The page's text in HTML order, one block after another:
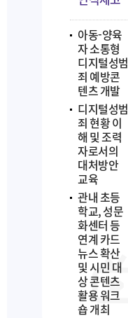
아동-양육
자 소통형
디지털성범
죄 예방콘
텐츠 개발
디지털성범
죄 현황 이
해 및 조력
자로서의
대처방안
교육
관내 초등
학교, 성문
화센터 등
연계 카드
뉴스 확산
및 시민 대
상 콘텐츠
활용 워크
숍 개최